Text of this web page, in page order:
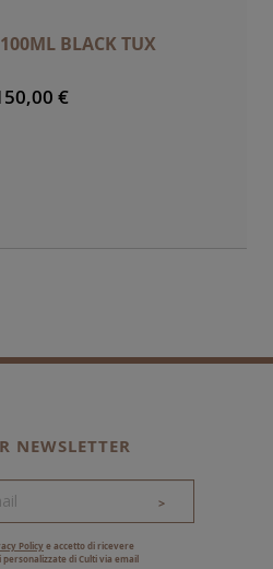
BLACK TUX
€
NEWSLETTER
>
Policye accetto di ricevere
di Culti via email